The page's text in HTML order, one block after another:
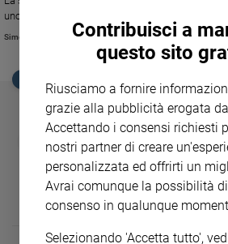
Diritti
Aziende
Diversità
uno dei suoi celeberrimi autoritratti realizzata
Simonetta Pagnotti
GBABY
€ 34,80
€ 21,90 37%
FAMIGLIA
€ 104,00 €
Contribuisci a
questo sito
Riusciamo a fornire
grazie alla pubblicità erogata
Accettando i consensi richiesti
nostri partner di creare
personalizzata ed offrirti un
Avrai comunque la possibilità di
consenso in qualunque
Selezionando 'Accetta tutto',